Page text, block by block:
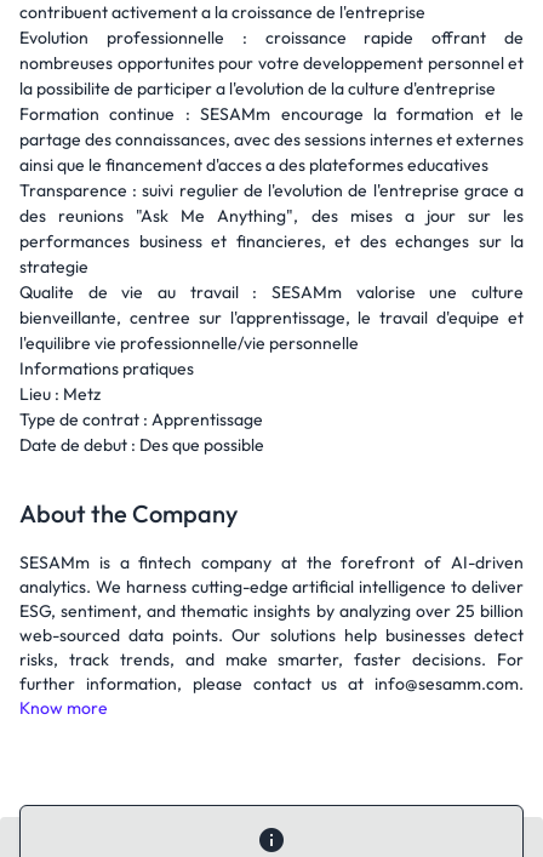
contribuent activement a la croissance de l'entreprise
Evolution professionnelle : croissance rapide offrant de
nombreuses opportunites pour votre developpement personnel et
la possibilite de participer a l'evolution de la culture d'entreprise
Formation continue : SESAMm encourage la formation et le
partage des connaissances, avec des sessions internes et externes
ainsi que le financement d'acces a des plateformes educatives
Transparence : suivi regulier de l'evolution de l'entreprise grace a
des reunions "Ask Me Anything", des mises a jour sur les
performances business et financieres, et des echanges sur la
strategie
Qualite de vie au travail : SESAMm valorise une culture
bienveillante, centree sur l'apprentissage, le travail d'equipe et
l'equilibre vie professionnelle/vie personnelle
Informations pratiques
Lieu : Metz
Type de contrat : Apprentissage
Date de debut : Des que possible
About the Company
SESAMm is a fintech company at the forefront of AI-driven
analytics. We harness cutting-edge artificial intelligence to deliver
ESG, sentiment, and thematic insights by analyzing over 25 billion
web-sourced data points. Our solutions help businesses detect
risks, track trends, and make smarter, faster decisions. For
further information, please contact us at info@sesamm.com.
Know more